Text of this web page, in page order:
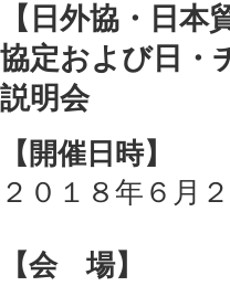
【日外協・日
協定および日・
説明会
【開催日時】
２０１８年６月
【会 場】